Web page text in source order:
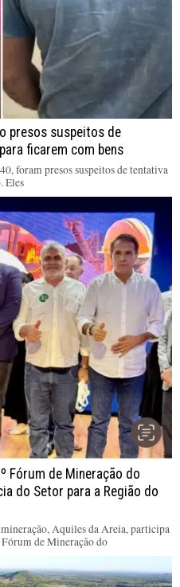
presos suspeitos de
ficarem com bens
foram presos suspeitos de tentativa
Eles
Fórum de Mineração do
do Setor para a Região do
Aquiles da Areia, participa
Fórum de Mineração do